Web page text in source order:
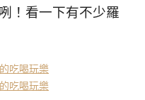
！看一下有不少羅